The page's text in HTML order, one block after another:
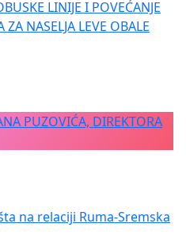
LINIJE I POVEĆANJE
NASELJA LEVE OBALE
PUZOVIĆA, DIREKTORA
na relaciji Ruma-Sremska